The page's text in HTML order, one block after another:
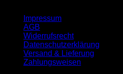
Impressum
AGB
Widerrufsrecht
Datenschutzerklärung
Versand & Lieferung
Zahlungsweisen